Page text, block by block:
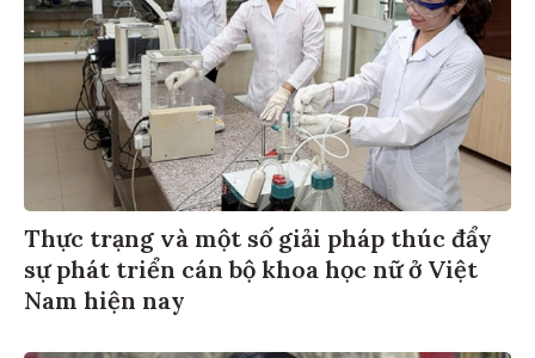
Thực trạng và một số giải pháp thúc đẩy
sự phát triển cán bộ khoa học nữ ở Việt
Nam hiện nay